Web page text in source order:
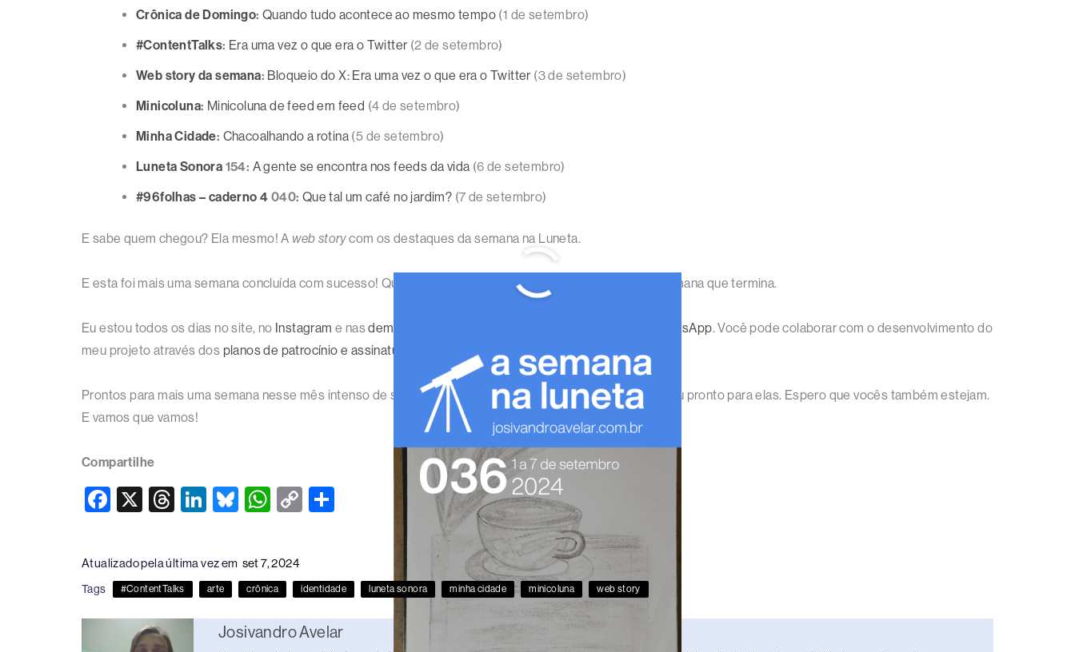
Crônica de Domingo: Quando tudo acontece ao mesmo tempo (1 de setembro)
#ContentTalks: Era uma vez o que era o Twitter(2 de setembro)
Web story da semana: Bloqueio do X: Era uma vez o que era o Twitter(3 de setembro)
Minicoluna: Minicoluna de feed em feed (4 de setembro)
Minha Cidade: Chacoalhando a rotina (5 de setembro)
Luneta Sonora 154: A gente se encontra nos feeds da vida (6 de setembro)
#96folhas – caderno 4 040: Que tal um café no jardim? (7 de setembro)
E sabe quem chegou? Ela mesmo! A web storycom os destaques da semana na Luneta.
E esta foi mais uma semana concluída com sucesso! Que a semana que começa seja melhor do que a semana que termina.
Eu estou todos os dias no site, no Instagram e nasdemais redes sociais canal deste site no WhatsApp. Você pode colaborar com o desenvolvimento do
meu projeto através dos planos de patrocínio e assinatura
Prontos para mais uma semana nesse mês intenso de setembro? As novidades não param e aqui estou eu pronto para elas. Espero que vocês também estejam.
E vamos que vamos!
Compartilhe
F
e
b
o
X
T
a
d
s
Li
e
dI
n
Bl
sk
y
W
s
A
p
C
y
Li
n
e
Atualizado pela última vez em set 7, 2024
Tags #ContentTalks arte crônica identidade luneta sonora minha cidade minicoluna web story
Josivandro Avelar